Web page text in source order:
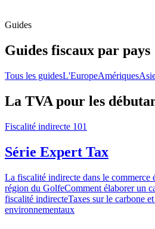
Guides
Guides fiscaux par pays
Tous les guidesL'EuropeAmériques
La TVA pour les
Fiscalité indirecte 101
Série Expert Tax
La fiscalité indirecte dans le commerce
région du GolfeComment élaborer un
fiscalité indirecteTaxes sur le carbone
environnementaux